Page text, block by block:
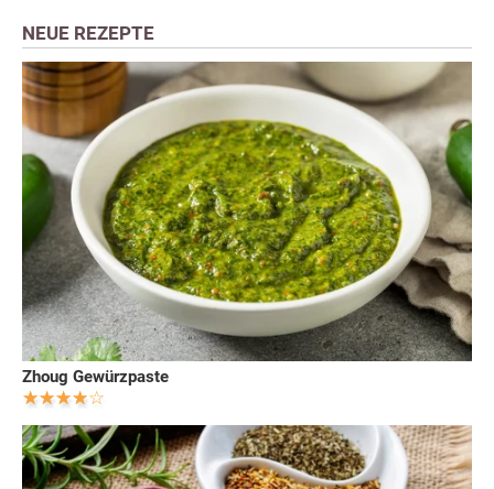
NEUE REZEPTE
Zhoug Gewürzpaste